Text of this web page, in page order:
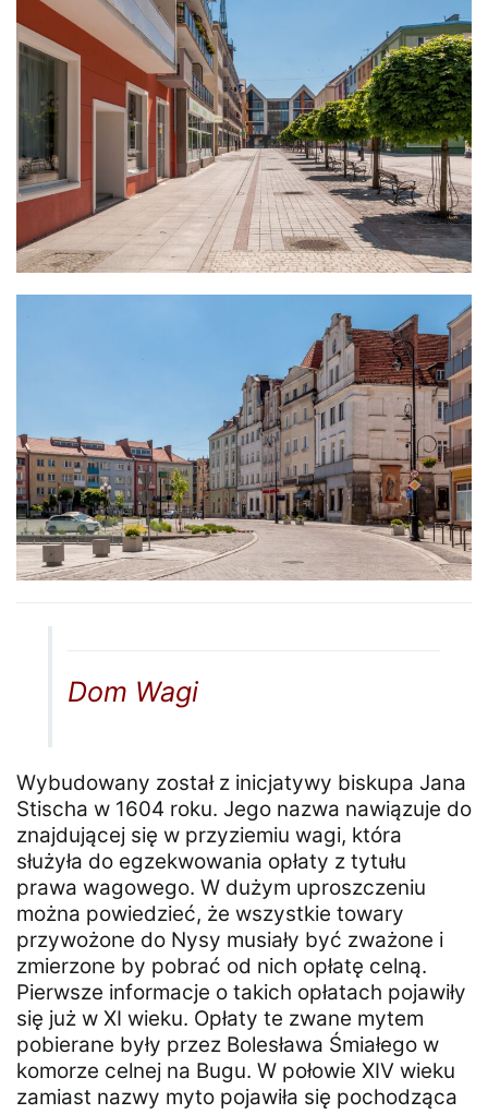
Dom Wagi
Wybudowany został z inicjatywy biskupa Jana
Stischa w 1604 roku. Jego nazwa nawiązuje do
znajdującej się w przyziemiu wagi, która
służyła do egzekwowania opłaty z tytułu
prawa wagowego. W dużym uproszczeniu
można powiedzieć, że wszystkie towary
przywożone do Nysy musiały być zważone i
zmierzone by pobrać od nich opłatę celną.
Pierwsze informacje o takich opłatach pojawiły
się już w XI wieku. Opłaty te zwane mytem
pobierane były przez Bolesława Śmiałego w
komorze celnej na Bugu. W połowie XIV wieku
zamiast nazwy myto pojawiła się pochodząca